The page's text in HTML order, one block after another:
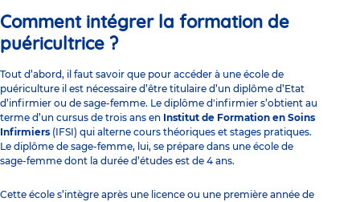
Comment intégrer la formation de
puéricultrice ?
Tout d’abord, il faut savoir que pour accéder à une école de
puériculture il est nécessaire d’être titulaire d’un diplôme d’Etat
d’infirmier ou de sage-femme. Le diplôme d'infirmier s’obtient au
terme d’un cursus de trois ans en Institut de Formation en Soins
Infirmiers (IFSI) qui alterne cours théoriques et stages pratiques.
Le diplôme de sage-femme, lui, se prépare dans une école de
sage-femme dont la durée d’études est de 4 ans.
Cette école s’intègre après une licence ou une première année de